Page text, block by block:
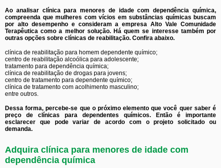
Ao analisar clínica para menores de idade com dependência química,
compreenda que mulheres com vícios em substâncias químicas buscam
por alto desempenho e consideram a empresa Alto Vale Comunidade
Terapêutica como a melhor solução. Há quem se interesse também por
outras opções sobre clínicas de reabilitação. Confira abaixo.
clínica de reabilitação para homem dependente químico;
centro de reabilitação alcoólica para adolescente;
tratamento para dependência química;
clínica de reabilitação de drogas para jovens;
centro de tratamento para dependente químico;
clínica de tratamento com acolhimento masculino;
entre outros.
Dessa forma, percebe-se que o próximo elemento que você quer saber é
preço de clínicas para dependentes químicos. Então é importante
esclarecer que pode variar de acordo com o projeto solicitado ou
demanda.
Adquira clínica para menores de idade com
dependência química